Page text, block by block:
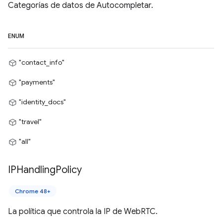
Categorías de datos de Autocompletar.
ENUM
"contact_info"
"payments"
"identity_docs"
"travel"
"all"
IPHandlingPolicy
Chrome 48+
La política que controla la IP de WebRTC.